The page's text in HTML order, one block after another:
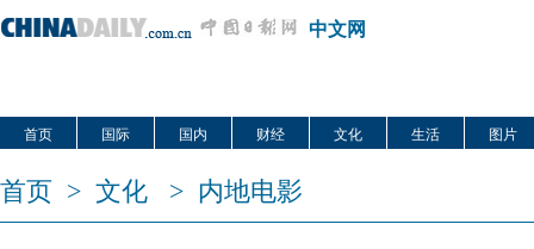
中文网
首页 国际 国内 财经 文化 生活 图片
首页 > 文化 > 内地电影